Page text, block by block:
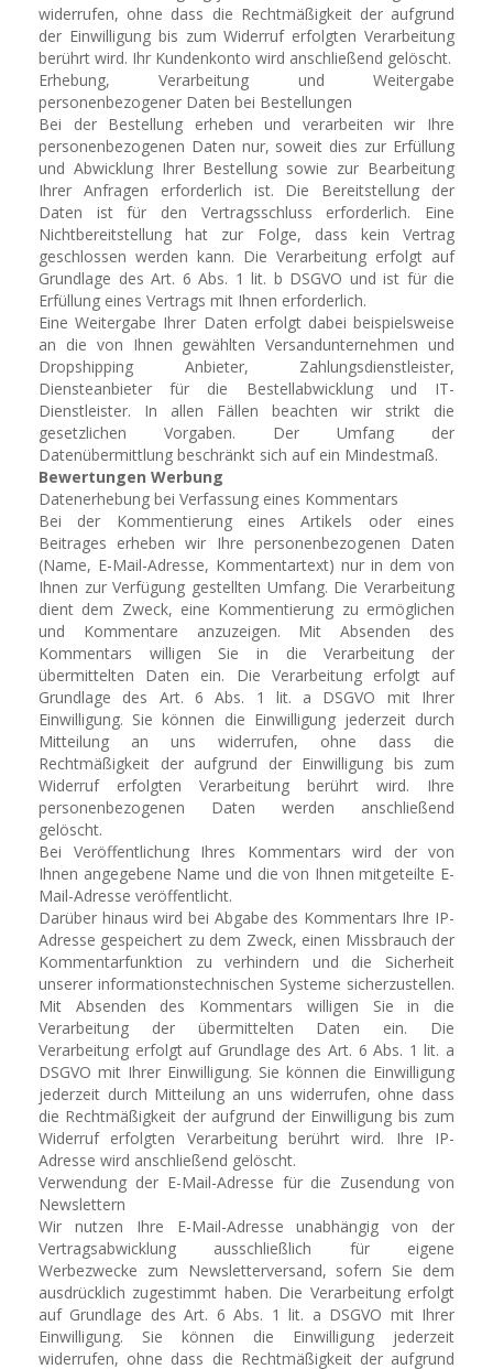
widerrufen, ohne dass die Rechtmäßigkeit der aufgrund
der Einwilligung bis zum Widerruf erfolgten Verarbeitung
berührt wird. Ihr Kundenkonto wird anschließend gelöscht.
Erhebung, Verarbeitung und Weitergabe
personenbezogener Daten bei Bestellungen
Bei der Bestellung erheben und verarbeiten wir Ihre
personenbezogenen Daten nur, soweit dies zur Erfüllung
und Abwicklung Ihrer Bestellung sowie zur Bearbeitung
Ihrer Anfragen erforderlich ist. Die Bereitstellung der
Daten ist für den Vertragsschluss erforderlich. Eine
Nichtbereitstellung hat zur Folge, dass kein Vertrag
geschlossen werden kann. Die Verarbeitung erfolgt auf
Grundlage des Art. 6 Abs. 1 lit. b DSGVO und ist für die
Erfüllung eines Vertrags mit Ihnen erforderlich.
Eine Weitergabe Ihrer Daten erfolgt dabei beispielsweise
an die von Ihnen gewählten Versandunternehmen und
Dropshipping Anbieter, Zahlungsdienstleister,
Diensteanbieter für die Bestellabwicklung und IT-
Dienstleister. In allen Fällen beachten wir strikt die
gesetzlichen Vorgaben. Der Umfang der
Datenübermittlung beschränkt sich auf ein Mindestmaß.
Bewertungen Werbung
Datenerhebung bei Verfassung eines Kommentars
Bei der Kommentierung eines Artikels oder eines
Beitrages erheben wir Ihre personenbezogenen Daten
(Name, E-Mail-Adresse, Kommentartext) nur in dem von
Ihnen zur Verfügung gestellten Umfang. Die Verarbeitung
dient dem Zweck, eine Kommentierung zu ermöglichen
und Kommentare anzuzeigen. Mit Absenden des
Kommentars willigen Sie in die Verarbeitung der
übermittelten Daten ein. Die Verarbeitung erfolgt auf
Grundlage des Art. 6 Abs. 1 lit. a DSGVO mit Ihrer
Einwilligung. Sie können die Einwilligung jederzeit durch
Mitteilung an uns widerrufen, ohne dass die
Rechtmäßigkeit der aufgrund der Einwilligung bis zum
Widerruf erfolgten Verarbeitung berührt wird. Ihre
personenbezogenen Daten werden anschließend
gelöscht.
Bei Veröffentlichung Ihres Kommentars wird der von
Ihnen angegebene Name und die von Ihnen mitgeteilte E-
Mail-Adresse veröffentlicht.
Darüber hinaus wird bei Abgabe des Kommentars Ihre IP-
Adresse gespeichert zu dem Zweck, einen Missbrauch der
Kommentarfunktion zu verhindern und die Sicherheit
unserer informationstechnischen Systeme sicherzustellen.
Mit Absenden des Kommentars willigen Sie in die
Verarbeitung der übermittelten Daten ein. Die
Verarbeitung erfolgt auf Grundlage des Art. 6 Abs. 1 lit. a
DSGVO mit Ihrer Einwilligung. Sie können die Einwilligung
jederzeit durch Mitteilung an uns widerrufen, ohne dass
die Rechtmäßigkeit der aufgrund der Einwilligung bis zum
Widerruf erfolgten Verarbeitung berührt wird. Ihre IP-
Adresse wird anschließend gelöscht.
Verwendung der E-Mail-Adresse für die Zusendung von
Newslettern
Wir nutzen Ihre E-Mail-Adresse unabhängig von der
Vertragsabwicklung ausschließlich für eigene
Werbezwecke zum Newsletterversand, sofern Sie dem
ausdrücklich zugestimmt haben. Die Verarbeitung erfolgt
auf Grundlage des Art. 6 Abs. 1 lit. a DSGVO mit Ihrer
Einwilligung. Sie können die Einwilligung jederzeit
widerrufen, ohne dass die Rechtmäßigkeit der aufgrund